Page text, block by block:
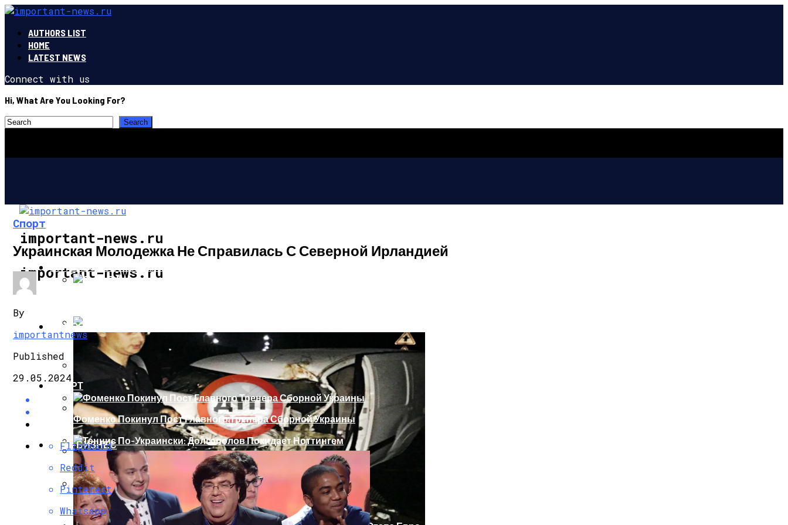
AUTHORS LIST
HOME
LATEST NEWS
Connect with us
Hi, What Are You Looking For?
important-news.ru
important-news.ru
ИНТЕРЕСНОЕ И ПОЗНАВАТЕЛЬНОЕ
В Сети Высмеяли Свадебный Подарок Путина Главе МИД Австрии
«Князь, Где Вы Шлялись»: В Сети Высмеяли Российский Лайнер, «заблудившийся» В Крыму
Репетицию Парада В Киеве Высмеяли Веселыми Фотожабами
В Швеции Белый Медведь Застрял В Окне Отеля, Знатно Позавтракав
НОВОСТИ
СПОРТ
Фоменко Покинул Пост Главного Тренера Сборной Украины
Теннис По-Украински: Долгополов Покидает Ноттингем
Роналду Остается В «Реале» До 2020 Года
ШОУ-БИЗНЕС
Спорт
Украинская Молодежка Не Справилась С Северной Ирландией
By
importantnews
Published
29.05.2024
Flipboard
Reddit
Pinterest
Whatsapp